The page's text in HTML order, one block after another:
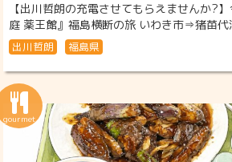
【出川哲朗の充電させてもらえませんか?
庭 薬王館』福島横断の旅 いわき市⇒猪苗
出川哲朗 福島県